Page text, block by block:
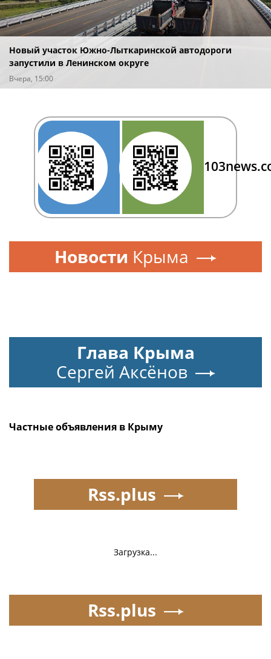
Новый участок Южно-Лыткаринской автодороги
запустили в Ленинском округе
Вчера, 15:00
Новости Крыма
Глава Крыма
Сергей Аксёнов
Частные объявления в Крыму
Загрузка...
Rss.plus
Rss.plus